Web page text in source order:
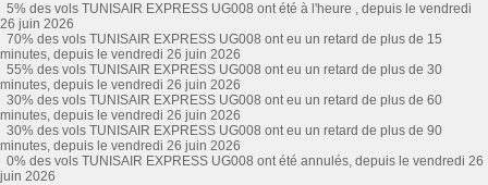
5% des vols TUNISAIR EXPRESS UG008 ont été à l'heure , depuis le vendredi
26 juin 2026
70% des vols TUNISAIR EXPRESS UG008 ont eu un retard de plus de 15
minutes, depuis le vendredi 26 juin 2026
55% des vols TUNISAIR EXPRESS UG008 ont eu un retard de plus de 30
minutes, depuis le vendredi 26 juin 2026
30% des vols TUNISAIR EXPRESS UG008 ont eu un retard de plus de 60
minutes, depuis le vendredi 26 juin 2026
30% des vols TUNISAIR EXPRESS UG008 ont eu un retard de plus de 90
minutes, depuis le vendredi 26 juin 2026
0% des vols TUNISAIR EXPRESS UG008 ont été annulés, depuis le vendredi 26
juin 2026